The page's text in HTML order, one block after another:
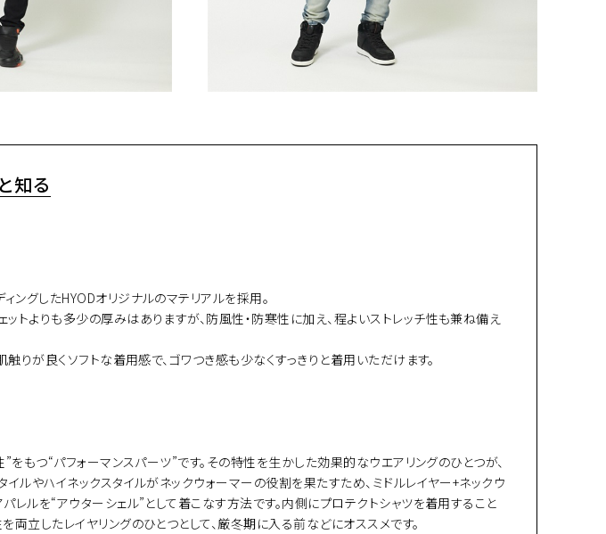
知る
ングしたHYODオリジナルのマテリアルを採用。
よりも多少の厚みはありますが、防風性・防寒性に加え、程よいストレッチ性も兼ね備え
りが良くソフトな着用感で、ゴワつき感も少なくすっきりと着用いただけます。
もつ“パフォーマンスパーツ”です。その特性を生かした効果的なウエアリングのひとつが、
ルやハイネックスタイルがネックウォーマーの役割を果たすため、ミドルレイヤー+ネックウ
レルを“アウターシェル”として着こなす方法です。内側にプロテクトシャツを着用すること
両立したレイヤリングのひとつとして、厳冬期に入る前などにオススメです。